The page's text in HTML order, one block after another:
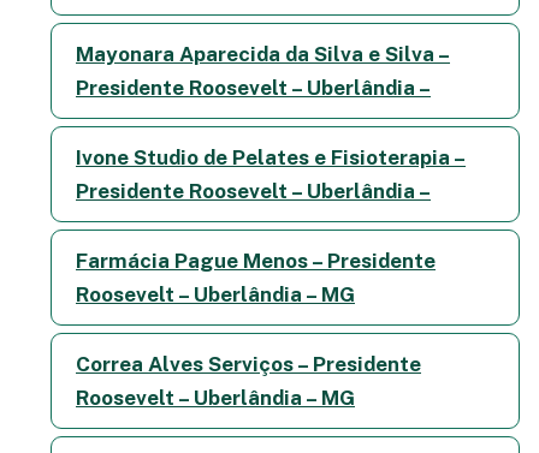
Mayonara Aparecida da Silva e Silva –
Presidente Roosevelt – Uberlândia –
Ivone Studio de Pelates e Fisioterapia –
Presidente Roosevelt – Uberlândia –
Farmácia Pague Menos – Presidente
Roosevelt – Uberlândia – MG
Correa Alves Serviços – Presidente
Roosevelt – Uberlândia – MG